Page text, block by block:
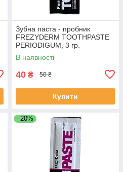
Зубна паста - пробник
FREZYDERM TOOTHPASTE
PERIODIGUM, 3 гр.
В наявності
40 ₴ 50 ₴
Купити
–20%